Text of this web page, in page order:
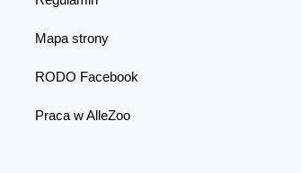
Mapa strony
RODO Facebook
Praca w AlleZoo